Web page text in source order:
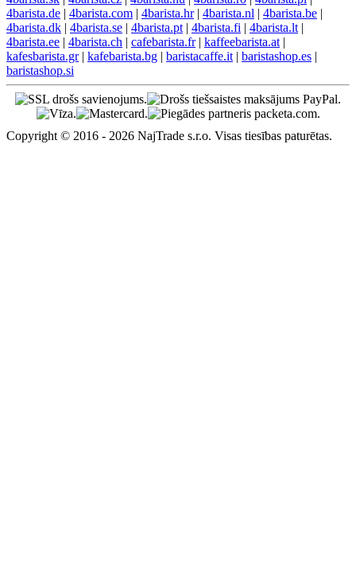
4barista.de | 4barista.com | 4barista.hr| 4barista.nl | 4barista.be |
4barista.dk | 4barista.se | 4barista.pt | 4barista.fi | 4barista.lt |
4barista.ee | 4barista.ch | cafebarista.fr| kaffeebarista.at |
kafesbarista.gr| kafebarista.bg | baristacaffe.it | baristashop.es |
baristashop.si
Copyright © 2016 - 2026 NajTrade s.r.o. Visas tiesības paturētas.